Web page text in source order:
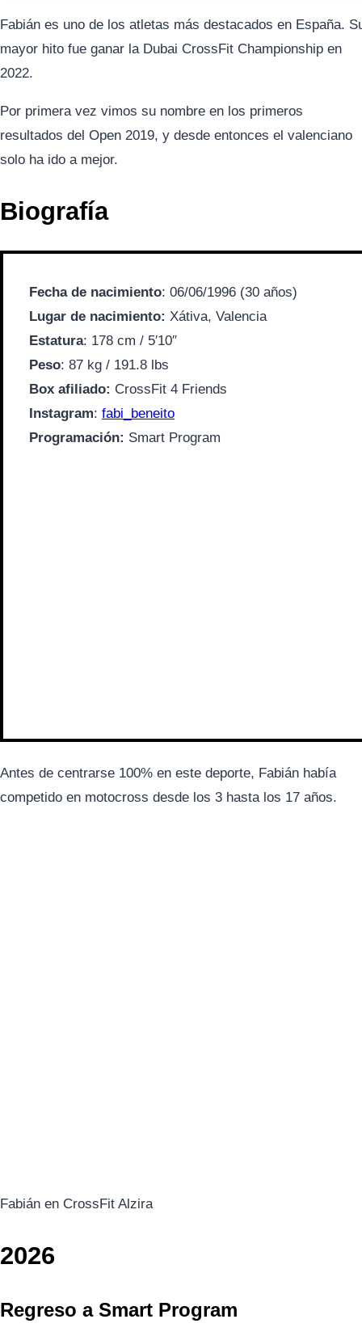
Fabián es uno de los atletas más destacados en España.
mayor hito fue ganar la Dubai CrossFit Championship en
2022.
Por primera vez vimos su nombre en los primeros
resultados del Open 2019, y desde entonces el valenciano
solo ha ido a mejor.
Biografía
Fecha de nacimiento: 06/06/1996 (30 años)
Lugar de nacimiento: Xátiva, Valencia
Estatura: 178 cm / 5′10″
Peso: 87 kg / 191.8 lbs
Box afiliado: CrossFit 4 Friends
Instagram: fabi_beneito
Programación: Smart Program
Antes de centrarse 100% en este deporte, Fabián había
competido en motocross desde los 3 hasta los 17 años.
Fabián en CrossFit Alzira
2026
Regreso a Smart Program